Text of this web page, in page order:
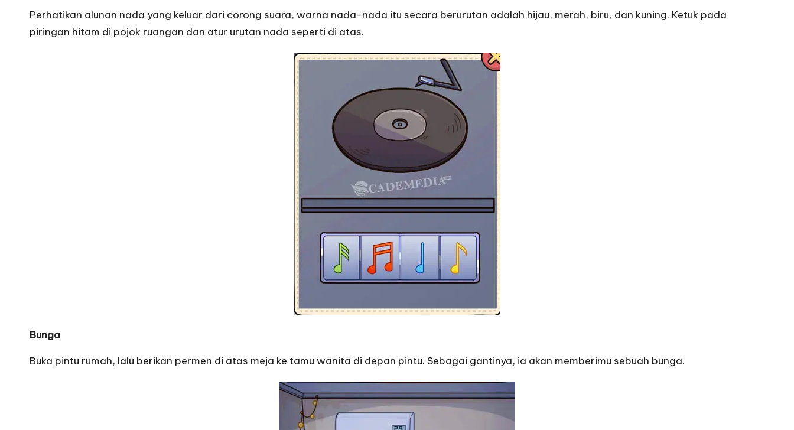
Perhatikan alunan nada yang keluar dari corong suara, warna nada-nada itu secara berurutan adalah hijau, merah, biru, dan kuning. Ketuk pada
piringan hitam di pojok ruangan dan atur urutan nada seperti di atas.
Bunga
Buka pintu rumah, lalu berikan permen di atas meja ke tamu wanita di depan pintu. Sebagai gantinya, ia akan memberimu sebuah bunga.